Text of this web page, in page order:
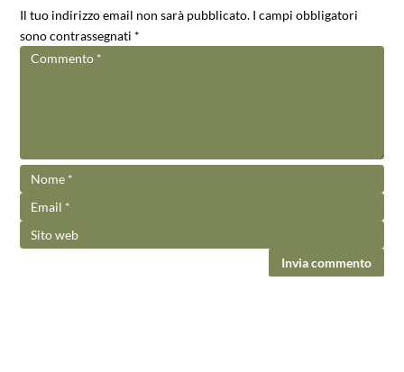
Il tuo indirizzo email non sarà pubblicato. I campi obbligatori
sono contrassegnati *
Invia commento